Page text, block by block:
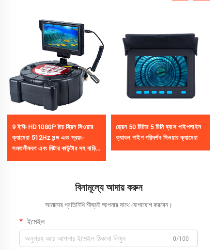
9 ইঞ্চি HD1080P টাচ স্ক্রিন সিওয়ার
ক্যামেরা 512Hz সন্ড এবং স্বয়ং-
সমতলীকরণ এবং মিটার কাউন্টার সহ বাড়ির
ড্রেন 50 মিটার 5 মিমি ব্যাস পাইপলাইন
ক্যাবল পাইপ পরিদর্শন সিওয়ার ক্যামেরা
বিনামূল্যে আদায় করুন
আমাদের প্রতিনিধি শীঘ্রই আপনার সাথে যোগাযোগ করবেন।
ইমেইল
0/100